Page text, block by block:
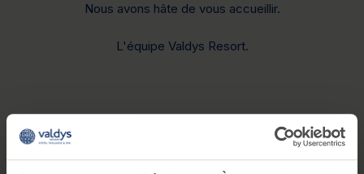
Nous avons hâte de vous accueillir.
L'équipe Valdys Resort.